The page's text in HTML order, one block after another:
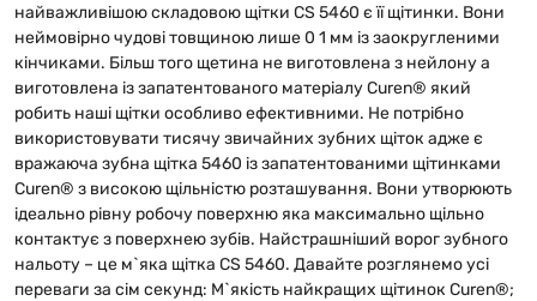
найважливішою складовою щітки CS 5460 є її щітинки. Вони
неймовірно чудові товщиною лише 0 1 мм із заокругленими
кінчиками. Більш того щетина не виготовлена з нейлону а
виготовлена із запатентованого матеріалу Curen® який
робить наші щітки особливо ефективними. Не потрібно
використовувати тисячу звичайних зубних щіток адже є
вражаюча зубна щітка 5460 із запатентованими щітинками
Curen® з високою щільністю розташування. Вони утворюють
ідеально рівну робочу поверхню яка максимально щільно
контактує з поверхнею зубів. Найстрашніший ворог зубного
нальоту – це м`яка щітка CS 5460. Давайте розглянемо усі
переваги за сім секунд: М`якість найкращих щітинок Curen®;